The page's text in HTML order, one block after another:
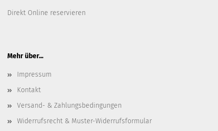
Direkt Online reservieren
Mehr über...
Impressum
Kontakt
Versand- & Zahlungsbedingungen
Widerrufsrecht & Muster-Widerrufsformular